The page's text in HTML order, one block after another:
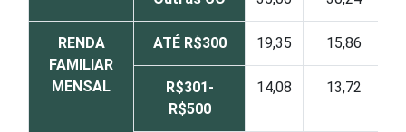
RENDA
FAMILIAR
MENSAL
ATÉ R$300 19,35 15,86
R$301-
R$500
14,08 13,72